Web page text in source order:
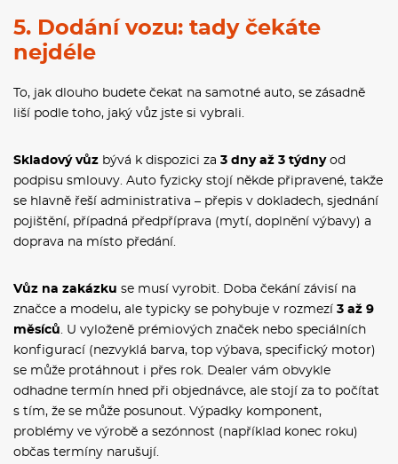
5. Dodání vozu: tady čekáte
nejdéle
To, jak dlouho budete čekat na samotné auto, se zásadně
liší podle toho, jaký vůz jste si vybrali.
Skladový vůz bývá k dispozici za 3 dny až 3 týdnyod
podpisu smlouvy. Auto fyzicky stojí někde připravené, takže
se hlavně řeší administrativa – přepis v dokladech, sjednání
pojištění, případná předpříprava (mytí, doplnění výbavy) a
doprava na místo předání.
Vůz na zakázku se musí vyrobit. Doba čekání závisí na
značce a modelu, ale typicky se pohybuje v rozmezí 3 až 9
měsíců . U vyloženě prémiových značek nebo speciálních
konfigurací (nezvyklá barva, top výbava, specifický motor)
se může protáhnout i přes rok. Dealer vám obvykle
odhadne termín hned při objednávce, ale stojí za to počítat
s tím, že se může posunout. Výpadky komponent,
problémy ve výrobě a sezónnost (například konec roku)
občas termíny narušují.